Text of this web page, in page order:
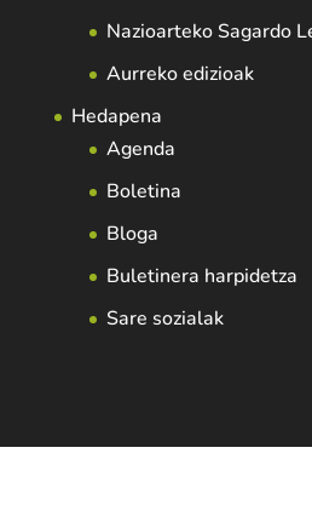
Nazioarteko Sagardo
Aurreko edizioak
Hedapena
Agenda
Boletina
Bloga
Buletinera harpidetza
Sare sozialak